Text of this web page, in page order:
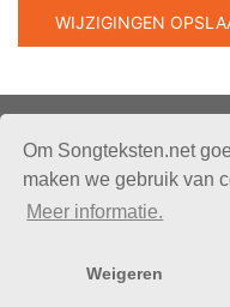
Om Songteksten.net
maken we gebruik van
Meer informatie.
Weigeren
WIJZIGINGEN
Alle rechten